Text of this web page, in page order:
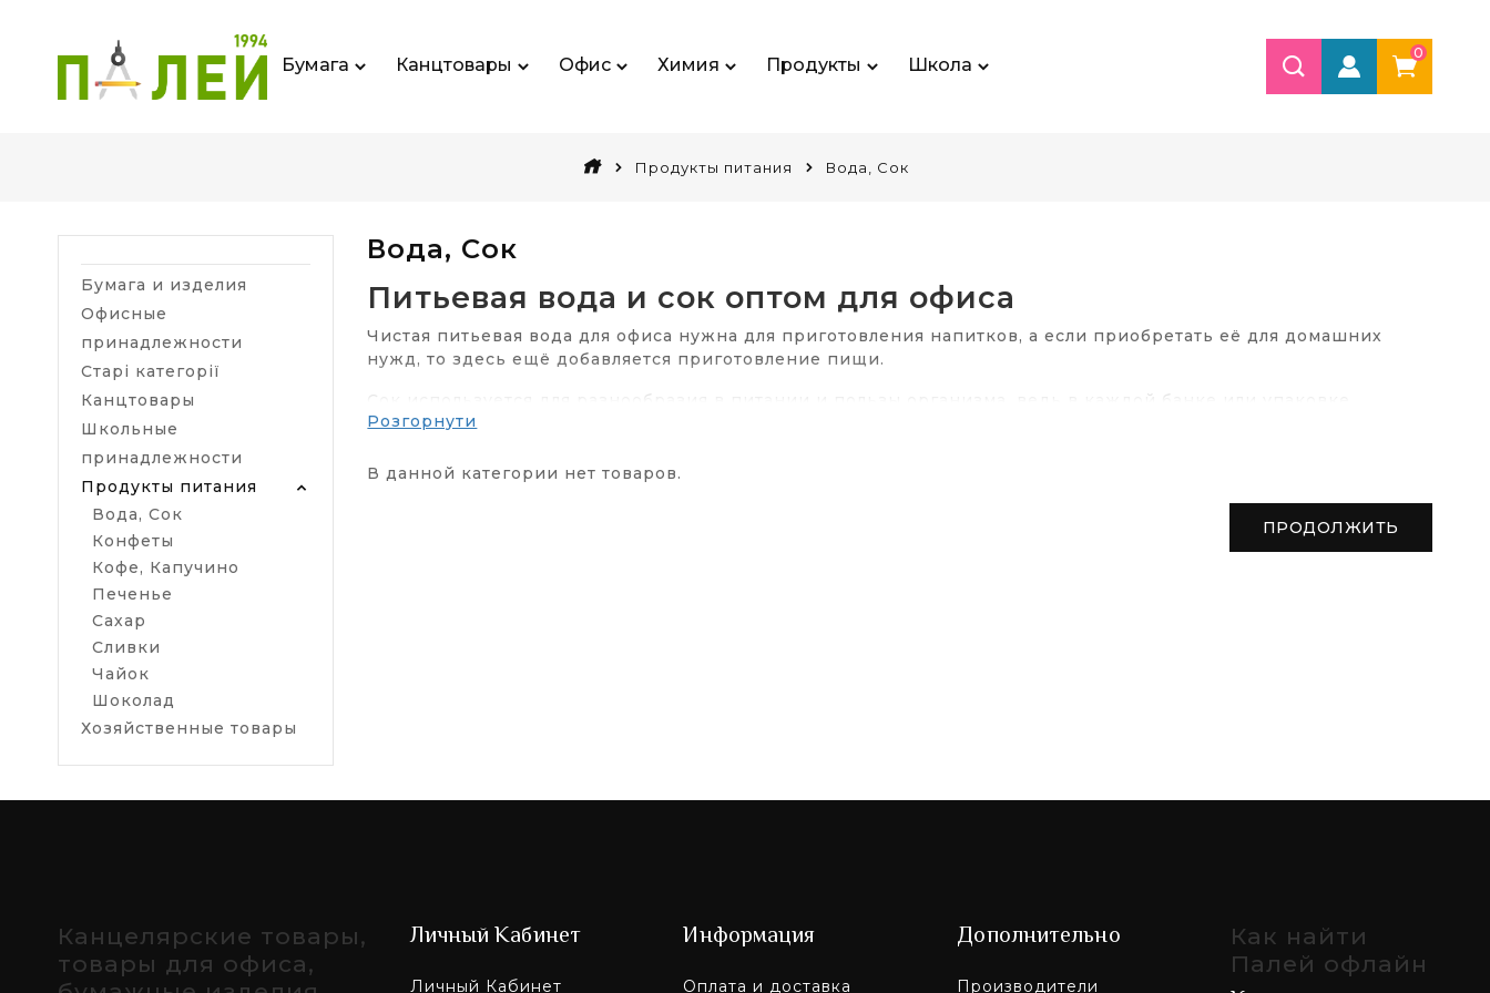
Бумага Канцтовары Офис Химия Продукты Школа
0
Продукты питания Вода, Сок
Бумага и изделия
Офисные
принадлежности
Старі категорії
Канцтовары
Школьные
принадлежности
Продукты питания
Вода, Сок
Конфеты
Кофе, Капучино
Печенье
Сахар
Сливки
Чайок
Шоколад
Хозяйственные товары
Вода, Сок
Питьевая вода и сок оптом для офиса
Чистая питьевая вода для офиса нужна для приготовления напитков, а если приобретать её для домашних
нужд, то здесь ещё добавляется приготовление пищи.
Сок используется для разнообразия в питании и пользы организма, ведь в каждой банке или упаковке
содержится определённый процент питательной жидкости из фруктов.
Доставка питьевой воды в офис
В нашей компании всегда удастся купить питьевую воду. Киевская доставка обеспечит быстрый привоз
Розгорнути
В данной категории нет товаров.
ПРОДОЛЖИТЬ
Канцелярские товары,
товары для офиса,
Личный Кабинет
Личный Кабинет
Информация
Оплата и доставка
Дополнительно
Производители
Как найти
Палей офлайн